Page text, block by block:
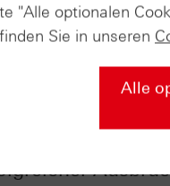
"Alle optionalen
Sie in unseren
Alle